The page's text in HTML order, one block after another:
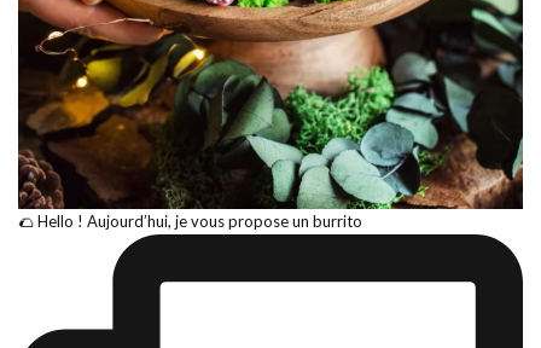
🌮 Hello ! Aujourd’hui, je vous propose un burrito